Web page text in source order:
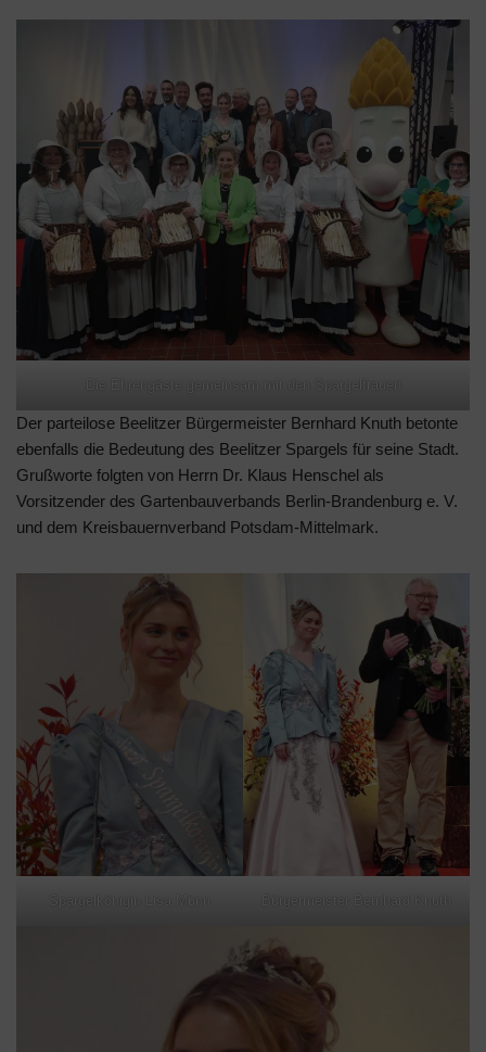
Der parteilose Beelitzer Bürgermeister Bernhard Knuth betonte
ebenfalls die Bedeutung des Beelitzer Spargels für seine Stadt.
Grußworte folgten von Herrn Dr. Klaus Henschel als
Vorsitzender des Gartenbauverbands Berlin-Brandenburg e. V.
und dem Kreisbauernverband Potsdam-Mittelmark.